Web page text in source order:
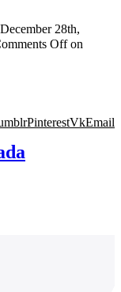
December 28th,
Offon
PinterestVkEmail